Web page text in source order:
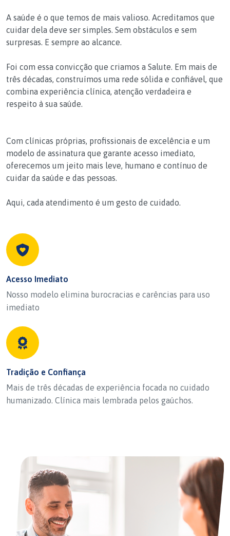
A saúde é o que temos de mais valioso. Acreditamos que
cuidar dela deve ser simples. Sem obstáculos e sem
surpresas. E sempre ao alcance.
Foi com essa convicção que criamos a Salute. Em mais de
três décadas, construímos uma rede sólida e confiável, que
combina experiência clínica, atenção verdadeira e
respeito à sua saúde.
Com clínicas próprias, profissionais de excelência e um
modelo de assinatura que garante acesso imediato,
oferecemos um jeito mais leve, humano e contínuo de
cuidar da saúde e das pessoas.
Aqui, cada atendimento é um gesto de cuidado.
Acesso Imediato
Nosso modelo elimina burocracias e carências para uso
imediato
Tradição e Confiança
Mais de três décadas de experiência focada no cuidado
humanizado. Clínica mais lembrada pelos gaúchos.